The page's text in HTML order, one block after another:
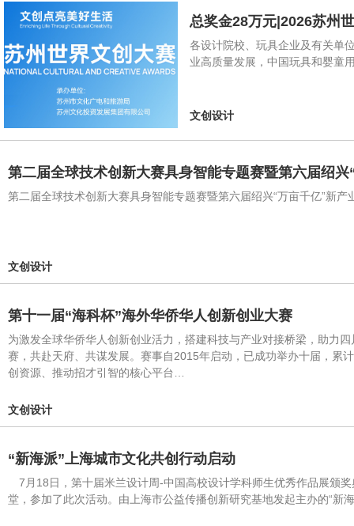
总奖金28万元|2026苏州
各设计院校、玩具企业及有关单
业高质量发展，中国玩具和婴童
文创设计
第二届全球技术创新大赛具身智能专题赛暨第六届绍
第二届全球技术创新大赛具身智能专题赛暨第六届绍兴“万亩千亿”新
文创设计
第十一届“海科杯”海外华侨华人创新创业大赛
为激发全球华侨华人创新创业活力，搭建科技与产业对接桥梁，助力
赛，共赴天府、共谋发展。赛事自2015年启动，已成功举办十届，累
创资源、推动招才引智的核心平台…
文创设计
“新海派”上海城市文化共创行动启动
7月18日，第十届米兰设计周-中国高校设计学科师生优秀作品展颁
堂，参加了此次活动。由上海市公益传播创新研究基地发起主办的